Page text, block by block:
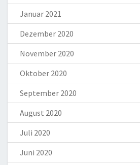
Januar 2021
Dezember 2020
November 2020
Oktober 2020
September 2020
August 2020
Juli 2020
Juni 2020